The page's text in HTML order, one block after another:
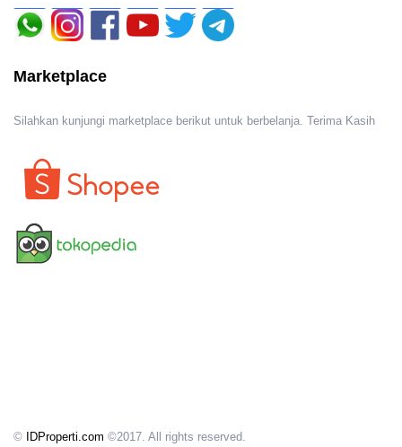
Marketplace
Silahkan kunjungi marketplace berikut untuk berbelanja. Terima Kasih
© IDProperti.com ©2017. All rights reserved.